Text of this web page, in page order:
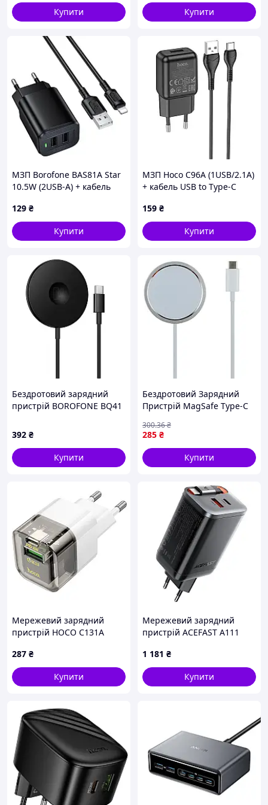
Купити Купити
МЗП Borofone BAS81A Star
10.5W (2USB-A) + кабель
129 ₴
Купити
МЗП Hoco C96A (1USB/2.1A)
+ кабель USB to Type-C
159 ₴
Купити
Бездротовий зарядний
пристрій BOROFONE BQ41
wireless fast charging Black
392 ₴
Купити
Бездротовий Зарядний
Пристрій MagSafe Type-C
285 ₴
300.36₴
Купити
Мережевий зарядний
пристрій HOCO C131A
PD30W+QC3.0 charger(EU)
Transparent black
287 ₴
Купити
Мережевий зарядний
пристрій ACEFAST A111
кабелем Чорний
1 181 ₴
Купити